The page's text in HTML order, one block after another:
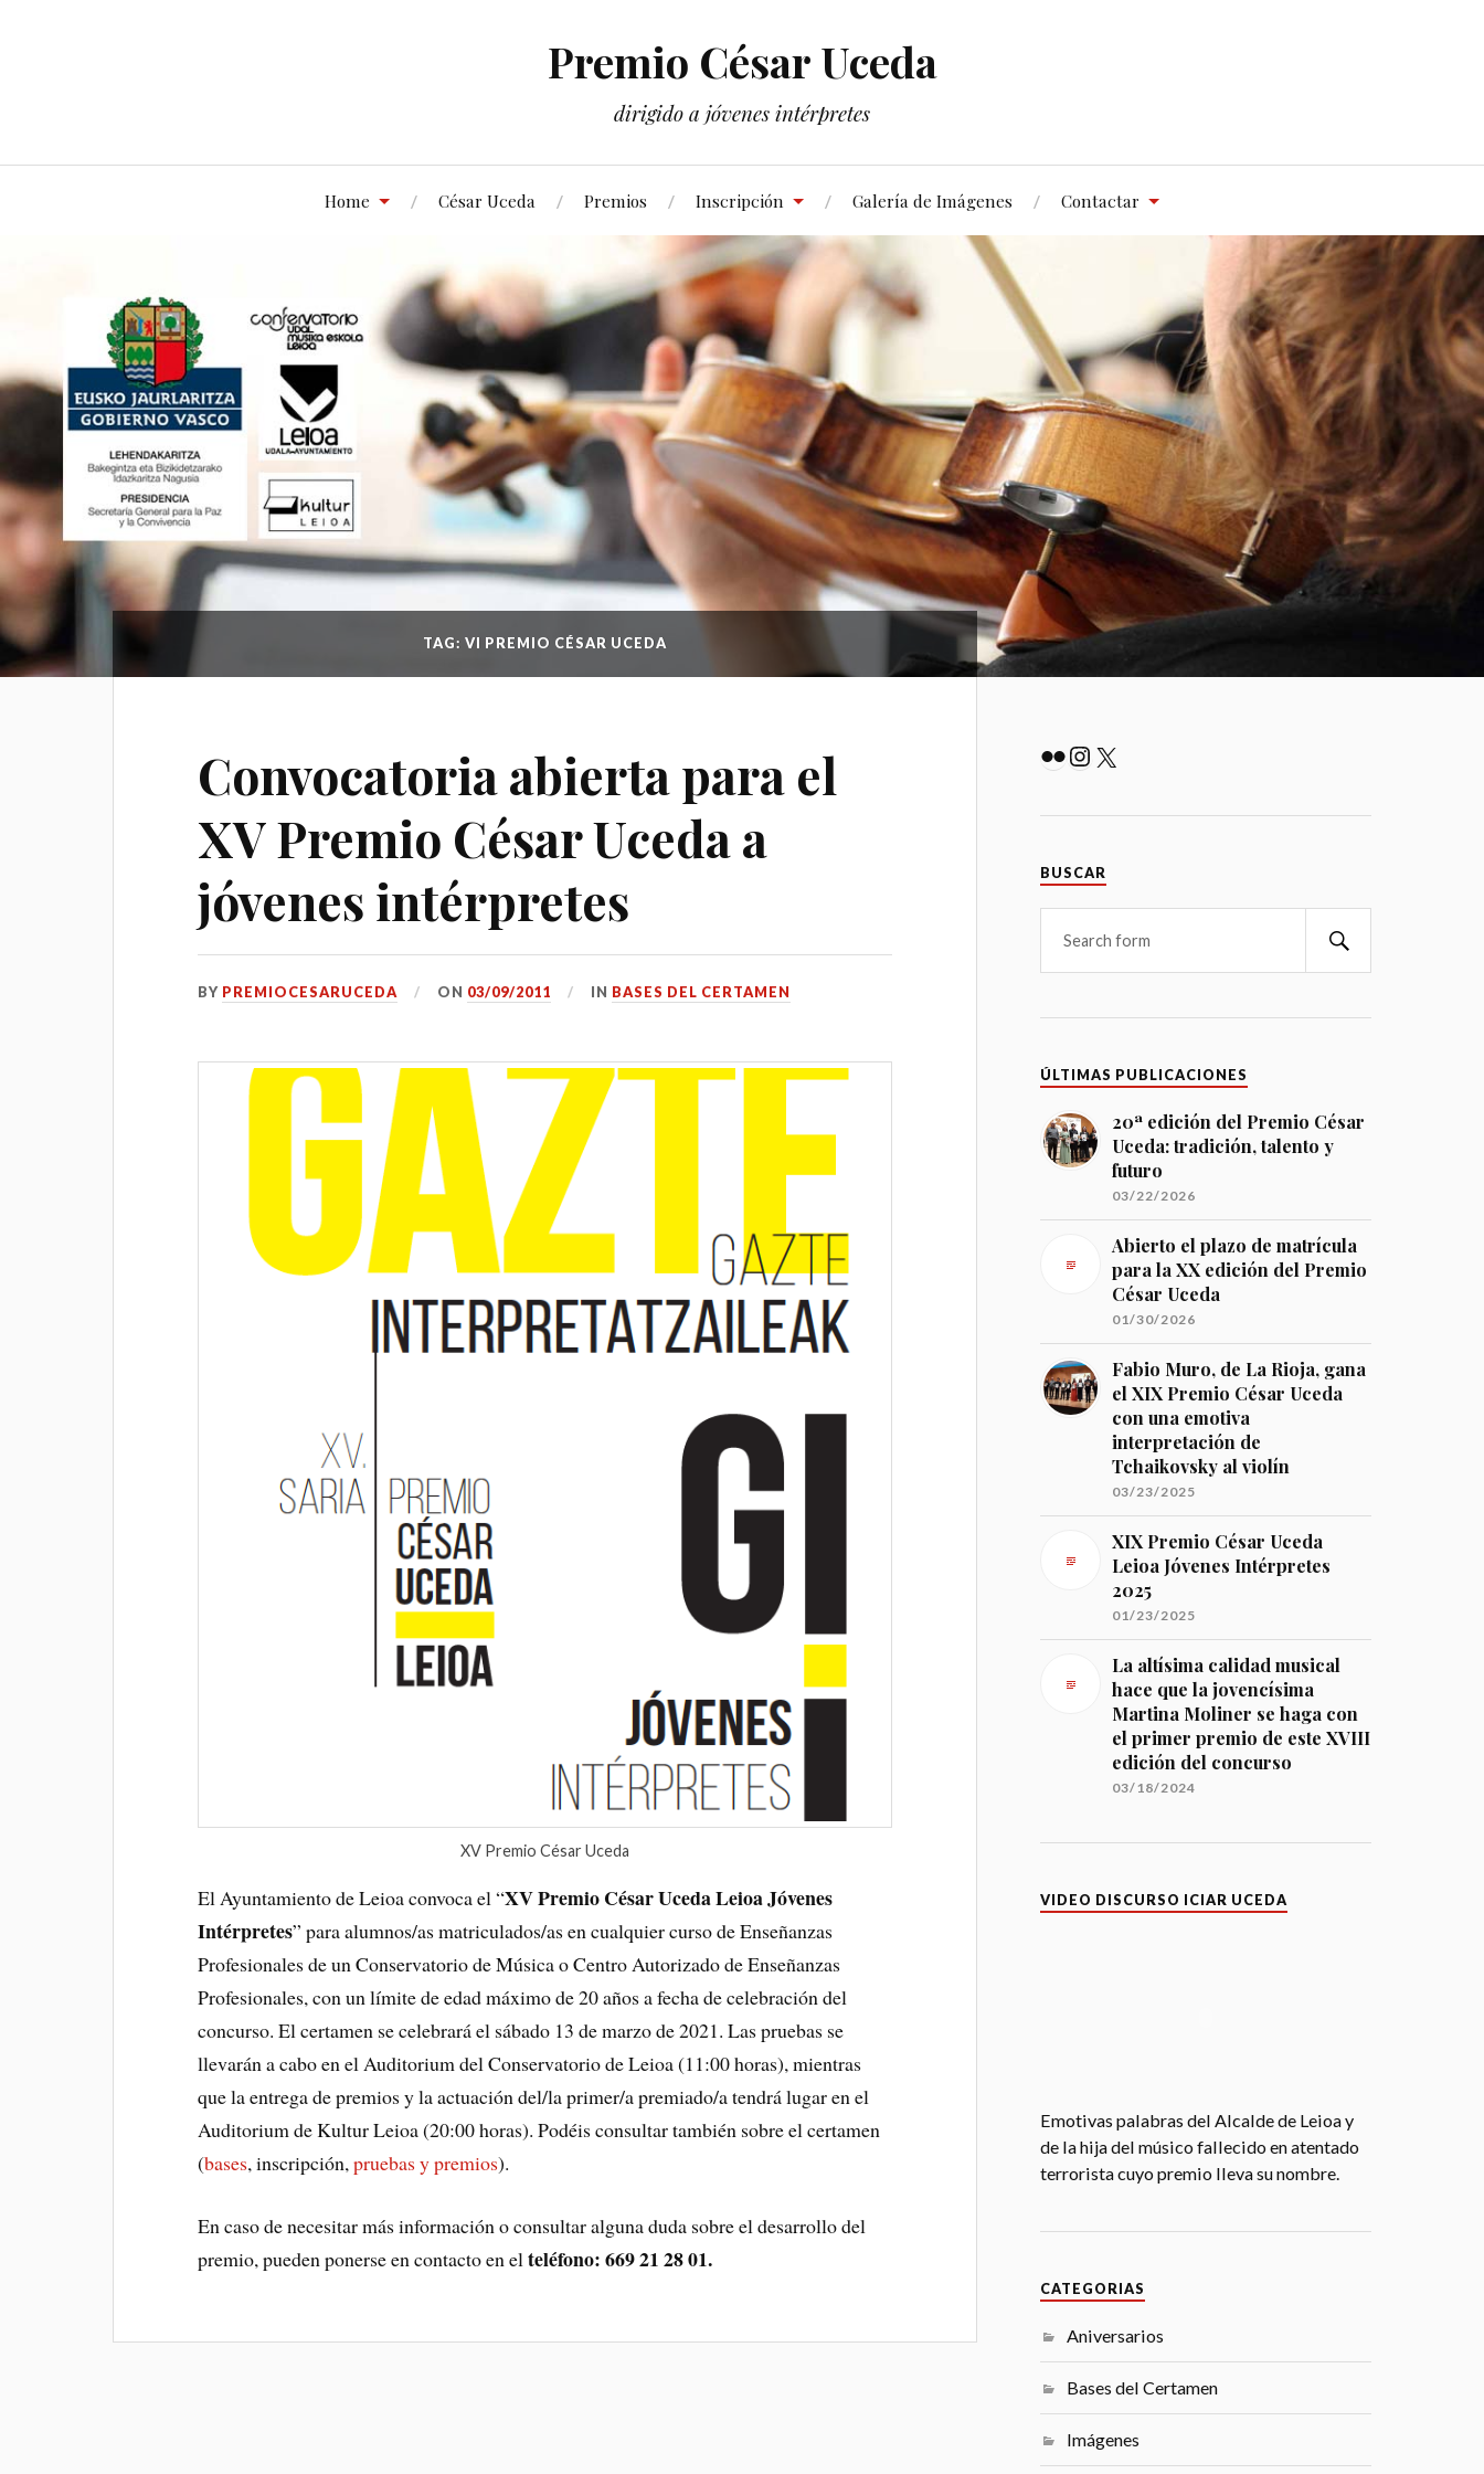
Premio César Uceda
dirigido a jóvenes intérpretes
Home César Uceda Premios Inscripción Galería de Imágenes Contactar
TAG: VI PREMIO CÉSAR UCEDA
Convocatoria abierta para el
XV Premio César Uceda a
jóvenes intérpretes
BY PREMIOCESARUCEDA ON 03/09/2011 IN BASES DEL CERTAMEN
XV Premio César Uceda
El Ayuntamiento de Leioa convoca el “XV Premio César Uceda Leioa Jóvenes
Intérpretes” para alumnos/as matriculados/as en cualquier curso de Enseñanzas
Profesionales de un Conservatorio de Música o Centro Autorizado de Enseñanzas
Profesionales, con un límite de edad máximo de 20 años a fecha de celebración del
concurso. El certamen se celebrará el sábado 13 de marzo de 2021. Las pruebas se
llevarán a cabo en el Auditorium del Conservatorio de Leioa (11:00 horas), mientras
que la entrega de premios y la actuación del/la primer/a premiado/a tendrá lugar en el
Auditorium de Kultur Leioa (20:00 horas). Podéis consultar también sobre el certamen
(bases, inscripción,pruebas y premios).
En caso de necesitar más información o consultar alguna duda sobre el desarrollo del
premio, pueden ponerse en contacto en elteléfono: 669 21 28 01.
Flickr
Instagram
X
BUSCAR
ÚLTIMAS PUBLICACIONES
20ª edición del Premio César
Uceda: tradición, talento y
futuro
03/22/2026
Abierto el plazo de matrícula
para la XX edición del Premio
César Uceda
01/30/2026
Fabio Muro, de La Rioja, gana
el XIX Premio César Uceda
con una emotiva
interpretación de
Tchaikovsky al violín
03/23/2025
XIX Premio César Uceda
Leioa Jóvenes Intérpretes
2025
01/23/2025
La altísima calidad musical
hace que la jovencísima
Martina Moliner se haga con
el primer premio de este XVIII
edición del concurso
03/18/2024
VIDEO DISCURSO ICIAR UCEDA
Emotivas palabras del Alcalde de Leioa y
de la hija del músico fallecido en atentado
terrorista cuyo premio lleva su nombre.
CATEGORIAS
Aniversarios
Bases del Certamen
Imágenes